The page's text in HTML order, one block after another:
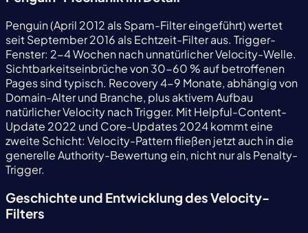
Penguin (April 2012 als Spam-Filter eingeführt) wertet
seit September 2016 als Echtzeit-Filter aus. Trigger-
Fenster: 2-4 Wochen nach unnatürlicher Velocity-Welle.
Sichtbarkeitseinbrüche von 30-60 % auf betroffenen
Pages sind typisch. Recovery 4-9 Monate, abhängig von
Domain-Alter und Branche, plus aktivem Aufbau
natürlicher Velocity nach Trigger. Mit Helpful-Content-
Update 2022 und Core-Updates 2024 kommt eine
zweite Schicht: Velocity-Pattern fließen jetzt auch in die
generelle Authority-Bewertung ein, nicht nur als Penalty-
Trigger.
Geschichte und Entwicklung des Velocity-
Filters